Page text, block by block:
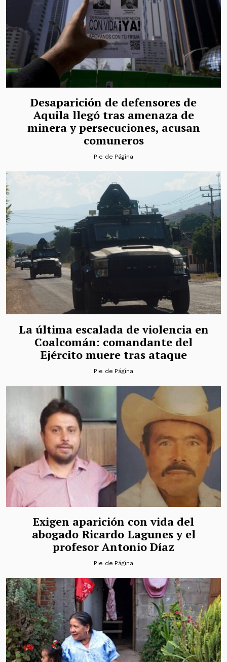
Desaparición de defensores de
Aquila llegó tras amenaza de
minera y persecuciones, acusan
comuneros
Pie de Página
La última escalada de violencia en
Coalcomán: comandante del
Ejército muere tras ataque
Pie de Página
Exigen aparición con vida del
abogado Ricardo Lagunes y el
profesor Antonio Díaz
Pie de Página